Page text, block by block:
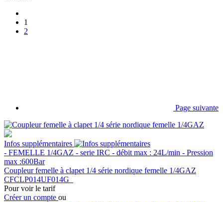
1
2
Page suivante
Infos supplémentaires
- FEMELLE 1/4GAZ - serie IRC - débit max : 24L/min - Pression
max :600Bar
Coupleur femelle à clapet 1/4 série nordique femelle 1/4GAZ
CFCLP014UF014G
Pour voir le tarif
Créer un compte ou